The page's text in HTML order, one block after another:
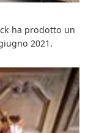
ha prodotto un
2021.